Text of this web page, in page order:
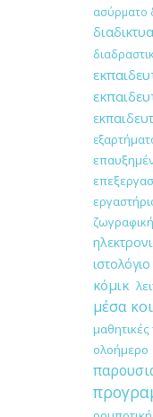
ασύρματο
ζωγραφική
ιστολόγιο
κόμικ
μέσα
μαθητικές
ολοήμερο